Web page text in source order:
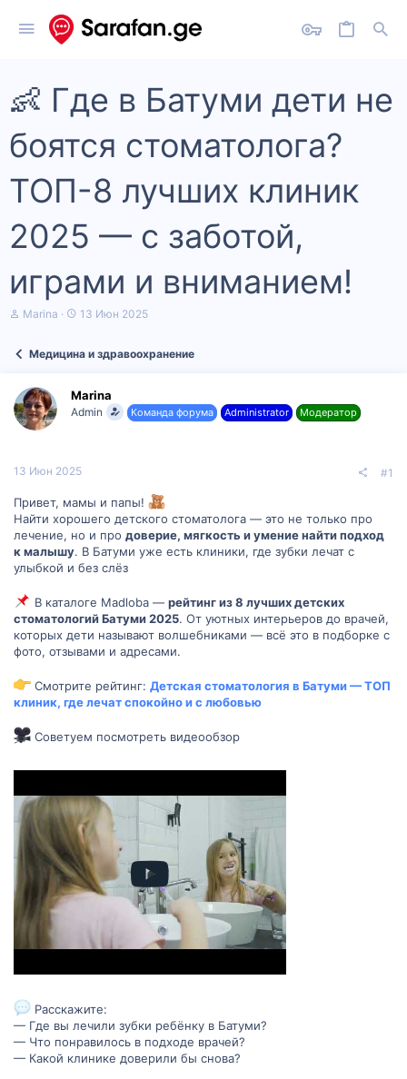
👶 Где в Батуми дети не
боятся стоматолога?
ТОП-8 лучших клиник
2025 — с заботой,
играми и вниманием!
А
т
е
м
ы
Marina
Д
а
ч
а
13 Июн 2025
Медицина и здравоохранение
Marina
Admin Команда форума Administrator Модератор
13 Июн 2025 #1
Привет, мамы и папы!
Найти хорошего детского стоматолога — это не только про
лечение, но и про доверие, мягкость и умение найти подход
к малышу. В Батуми уже есть клиники, где зубки лечат с
улыбкой и без слёз
В каталоге Madloba —рейтинг из 8 лучших детских
стоматологий Батуми 2025. От уютных интерьеров до врачей,
которых дети называют волшебниками — всё это в подборке с
фото, отзывами и адресами.
Смотрите рейтинг:Детская стоматология в Батуми — ТОП
клиник, где лечат спокойно и с любовью
Советуем посмотреть видеообзор
Расскажите:
— Где вы лечили зубки ребёнку в Батуми?
— Что понравилось в подходе врачей?
— Какой клинике доверили бы снова?